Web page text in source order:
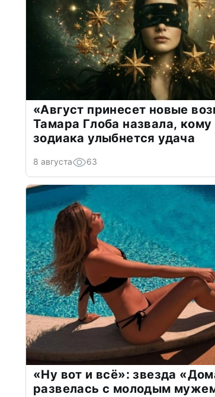
«Август принесет новые
Тамара Глоба назвала, кому
зодиака улыбнется удача
8 августа 63
«Ну вот и всё»: звезда
развелась с молодым